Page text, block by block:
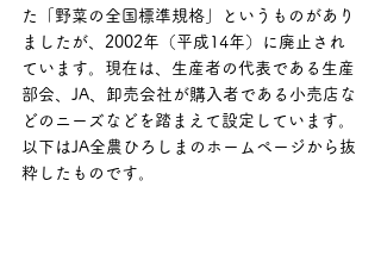
た「野菜の全国標準規格」というものがあり
ましたが、2002年（平成14年）に廃止され
ています。現在は、生産者の代表である生産
部会、JA、卸売会社が購入者である小売店な
どのニーズなどを踏まえて設定しています。
以下はJA全農ひろしまのホームページから抜
粋したものです。